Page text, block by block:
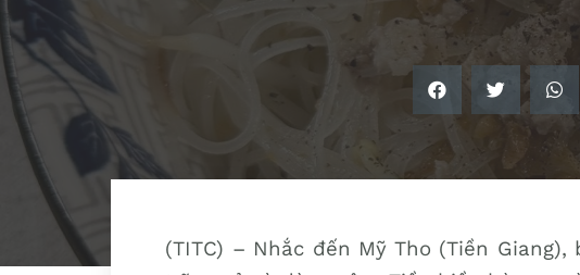
(TITC) – Nhắc đến Mỹ Tho (Tiền